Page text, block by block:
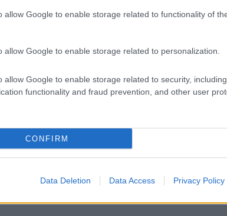
allow Google to enable storage related to functionality of
allow Google to enable storage related to personalization.
allow Google to enable storage related to security, including
functionality and fraud prevention, and other user
CONFIRM
Data Deletion Data Access Privacy Policy
news daGoogle News